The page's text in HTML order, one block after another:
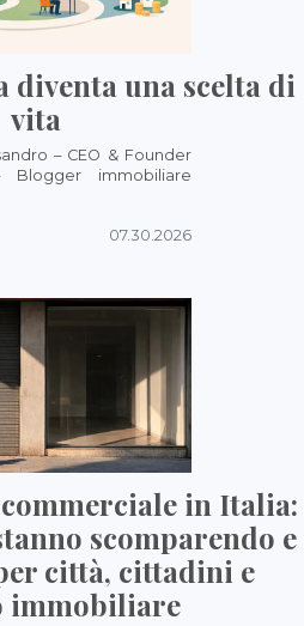
diventa una scelta di
vita
– CEO & Founder
Blogger immobiliare
07.30.2026
in Italia:
scomparendo e
città, cittadini e
immobiliare